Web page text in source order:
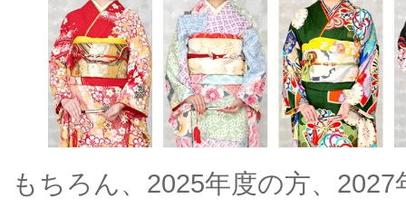
もちろん、2025年度の方、